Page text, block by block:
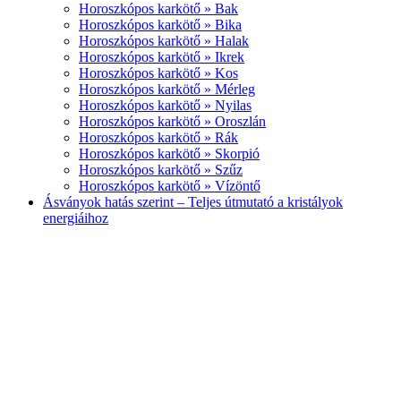
Horoszkópos karkötő » Bak
Horoszkópos karkötő » Bika
Horoszkópos karkötő » Halak
Horoszkópos karkötő » Ikrek
Horoszkópos karkötő » Kos
Horoszkópos karkötő » Mérleg
Horoszkópos karkötő » Nyilas
Horoszkópos karkötő » Oroszlán
Horoszkópos karkötő » Rák
Horoszkópos karkötő » Skorpió
Horoszkópos karkötő » Szűz
Horoszkópos karkötő » Vízöntő
Ásványok hatás szerint – Teljes útmutató a kristályok
energiáihoz